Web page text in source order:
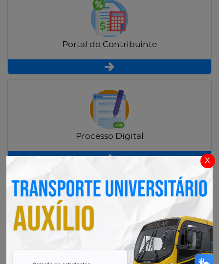
x
Portal do Contribuinte
Processo Digital
Radar Transparência Pública